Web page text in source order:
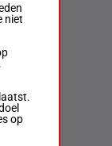
niet
op